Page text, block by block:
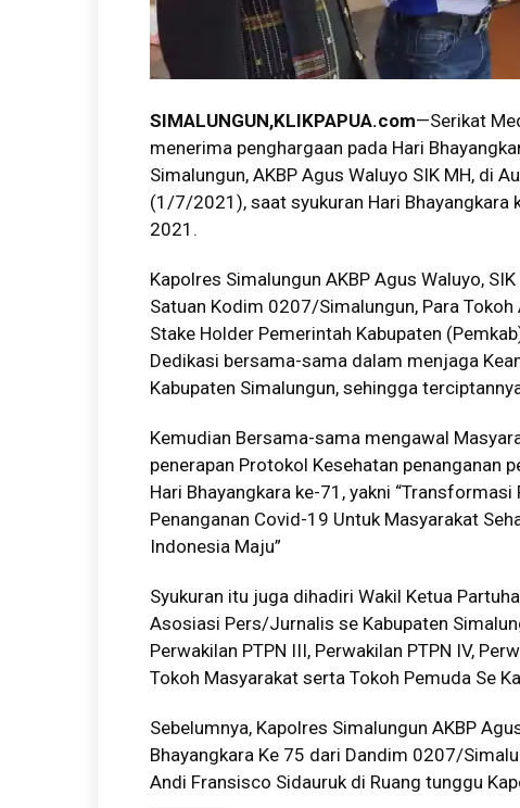
SIMALUNGUN,KLIKPAPUA.com—Serikat
menerima penghargaan pada Hari
Simalungun, AKBP Agus Waluyo SIK MH, di
(1/7/2021), saat syukuran Hari Bhayangkara
2021.
Kapolres Simalungun AKBP Agus Waluyo,
Satuan Kodim 0207/Simalungun, Para
Stake Holder Pemerintah Kabupaten
Dedikasi bersama-sama dalam menjaga
Kabupaten Simalungun, sehingga
Kemudian Bersama-sama mengawal
penerapan Protokol Kesehatan penanganan
Hari Bhayangkara ke-71, yakni
Penanganan Covid-19 Untuk Masyarakat
Indonesia Maju”
Syukuran itu juga dihadiri Wakil Ketua
Asosiasi Pers/Jurnalis se Kabupaten
Perwakilan PTPN III, Perwakilan PTPN IV,
Tokoh Masyarakat serta Tokoh Pemuda Se
Sebelumnya, Kapolres Simalungun AKBP
Bhayangkara Ke 75 dari Dandim 0207/
Andi Fransisco Sidauruk di Ruang tunggu